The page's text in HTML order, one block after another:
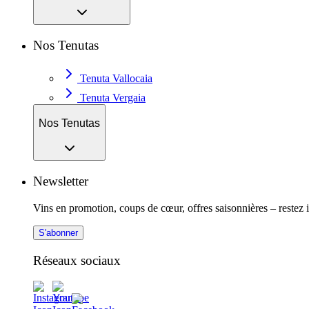
Nos Tenutas
Tenuta Vallocaia
Tenuta Vergaia
Nos Tenutas
Newsletter
Vins en promotion, coups de cœur, offres saisonnières – restez
S'abonner
Réseaux sociaux